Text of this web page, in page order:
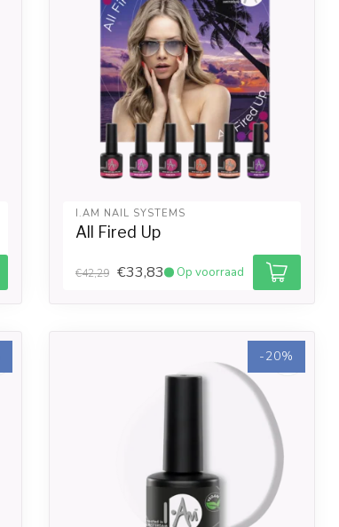
I.AM NAIL SYSTEMS
All Fired Up
€42,29 €33,83 Op voorraad
-20%